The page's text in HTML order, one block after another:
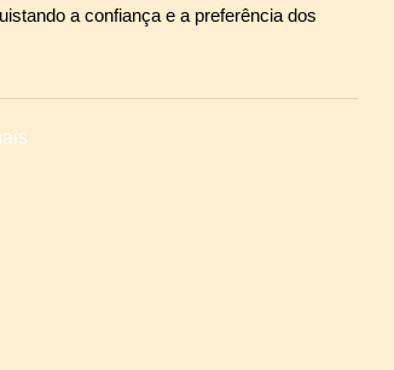
a confiança e a preferência dos